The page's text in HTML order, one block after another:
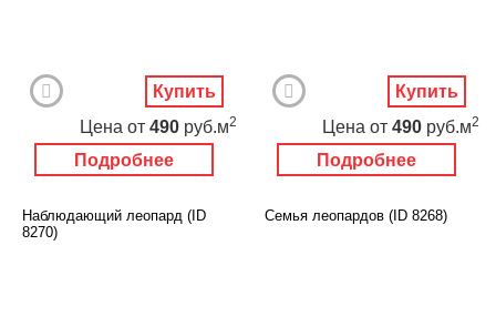
Подробнее
Цена от 490 руб.м2
Купить
Подробнее
Цена от 490 руб.м2
Купить
Наблюдающий леопард (ID
8270)
Семья леопардов (ID 8268)